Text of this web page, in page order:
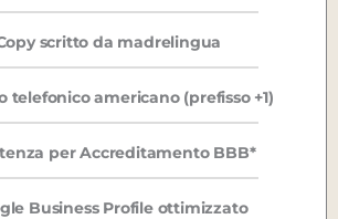
scritto da madrelingua
telefonico americano (prefisso +1)
per Accreditamento BBB*
Business Profile ottimizzato